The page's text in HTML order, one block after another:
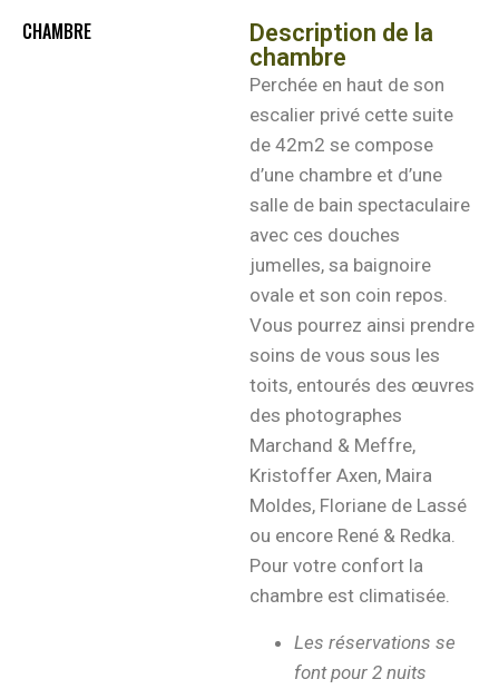
CHAMBRE
Description de la
chambre
Perchée en haut de son
escalier privé cette suite
de 42m2 se compose
d’une chambre et d’une
salle de bain spectaculaire
avec ces douches
jumelles, sa baignoire
ovale et son coin repos.
Vous pourrez ainsi prendre
soins de vous sous les
toits, entourés des œuvres
des photographes
Marchand & Meffre,
Kristoffer Axen, Maira
Moldes, Floriane de Lassé
ou encore René & Redka.
Pour votre confort la
chambre est climatisée.
Les réservations se
font pour 2 nuits